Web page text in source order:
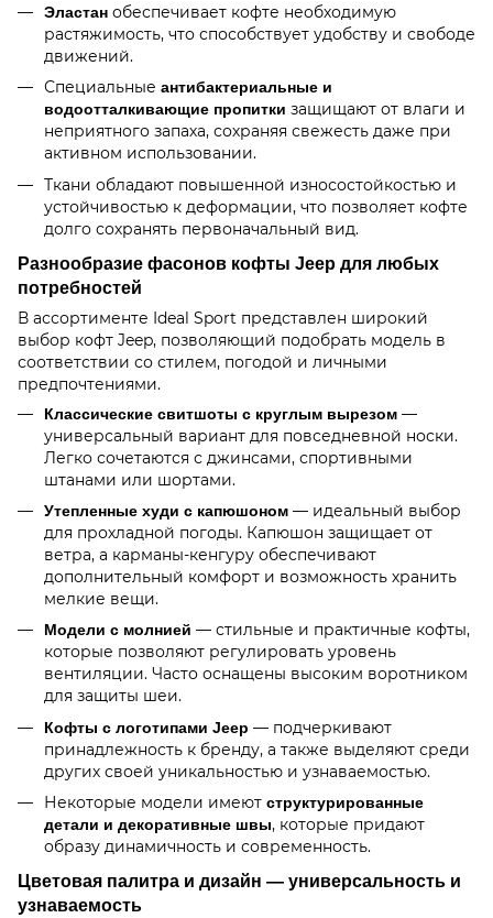
Эластан обеспечивает кофте необходимую
растяжимость, что способствует удобству и свободе
движений.
Специальные антибактериальные и
водоотталкивающие пропитки защищают от влаги и
неприятного запаха, сохраняя свежесть даже при
активном использовании.
Ткани обладают повышенной износостойкостью и
устойчивостью к деформации, что позволяет кофте
долго сохранять первоначальный вид.
Разнообразие фасонов кофты Jeep для любых
потребностей
В ассортименте Ideal Sport представлен широкий
выбор кофт Jeep, позволяющий подобрать модель в
соответствии со стилем, погодой и личными
предпочтениями.
Классические свитшоты с круглым вырезом —
универсальный вариант для повседневной носки.
Легко сочетаются с джинсами, спортивными
штанами или шортами.
Утепленные худи с капюшоном — идеальный выбор
для прохладной погоды. Капюшон защищает от
ветра, а карманы-кенгуру обеспечивают
дополнительный комфорт и возможность хранить
мелкие вещи.
Модели с молнией — стильные и практичные кофты,
которые позволяют регулировать уровень
вентиляции. Часто оснащены высоким воротником
для защиты шеи.
Кофты с логотипами Jeep — подчеркивают
принадлежность к бренду, а также выделяют среди
других своей уникальностью и узнаваемостью.
Некоторые модели имеют структурированные
детали и декоративные швы, которые придают
образу динамичность и современность.
Цветовая палитра и дизайн — универсальность и
узнаваемость